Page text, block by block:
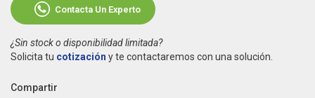
Contacta Un Experto
¿Sin stock o disponibilidad limitada?
Solicita tu cotización y te contactaremos con una solución.
Compartir